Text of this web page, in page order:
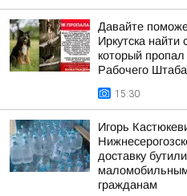
Давайте
Иркутска найти
который
Рабочего Штаба
15:30
Игорь
доставку
гражданам